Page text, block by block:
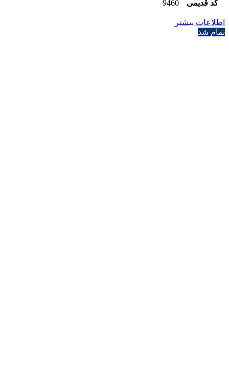
کد قدیمی 9460
اطلاعات بیشتر
تمام شد